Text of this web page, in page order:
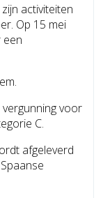
activiteiten
Op 15 mei
een
voor
C.
afgeleverd